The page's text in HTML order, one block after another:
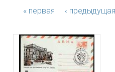
« первая ‹ предыдущая